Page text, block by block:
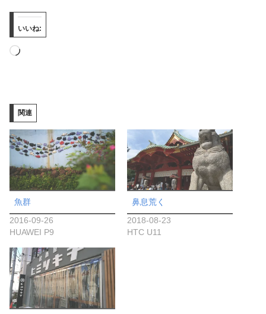
いいね:
読
み
中…
関連
魚群
2016-09-26
HUAWEI P9
鼻息荒く
2018-08-23
HTC U11